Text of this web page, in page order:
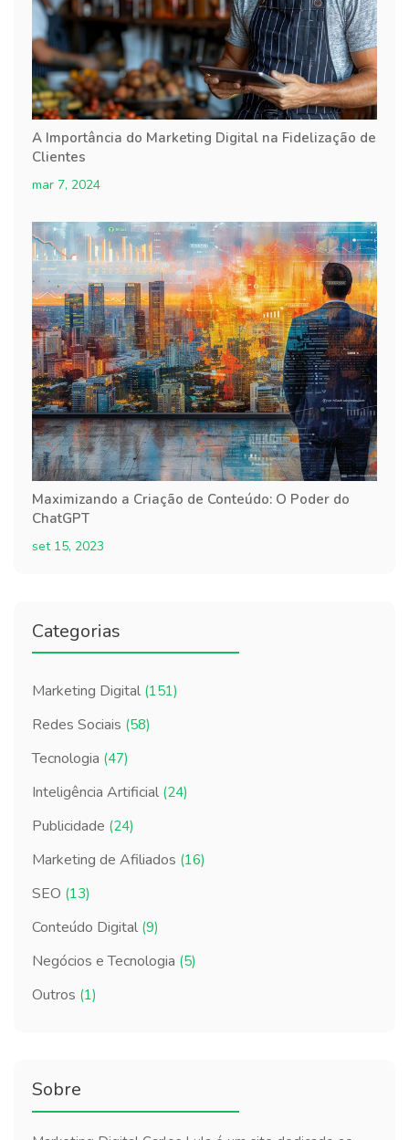
A Importância do Marketing Digital na Fidelização de
Clientes
mar 7, 2024
Maximizando a Criação de Conteúdo: O Poder do
ChatGPT
set 15, 2023
Categorias
Marketing Digital (151)
Redes Sociais (58)
Tecnologia (47)
Inteligência Artificial (24)
Publicidade (24)
Marketing de Afiliados (16)
SEO (13)
Conteúdo Digital (9)
Negócios e Tecnologia (5)
Outros (1)
Sobre